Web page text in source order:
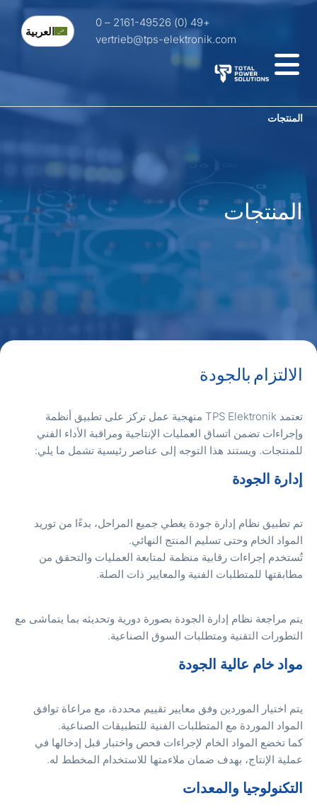
vertrieb@tps-elektronik.com
العربية
بالجودة
تعتمد TPS Elektronik منهجية عمل تركز على تطبيق أنظمة
تضمن اتساق العمليات الإنتاجية ومراقبة الأداء الفني
ويستند هذا التوجه إلى عناصر رئيسية تشمل ما يلي:
الجودة
تطبيق نظام إدارة جودة يغطي جميع المراحل، بدءًا من توريد
الخام وحتى تسليم المنتج النهائي.
إجراءات رقابية منظمة لمتابعة العمليات والتحقق من
للمتطلبات الفنية والمعايير ذات الصلة.
مراجعة نظام إدارة الجودة بصورة دورية وتحديثه بما يتماشى مع
التقنية ومتطلبات السوق الصناعية.
خام عالية الجودة
اختيار الموردين وفق معايير تقييم محددة، مع مراعاة توافق
الموردة مع المتطلبات الفنية للتطبيقات الصناعية.
تخضع المواد الخام لإجراءات فحص واختبار قبل إدخالها في
الإنتاج، بهدف ضمان ملاءمتها للاستخدام المخطط له.
والمعدات